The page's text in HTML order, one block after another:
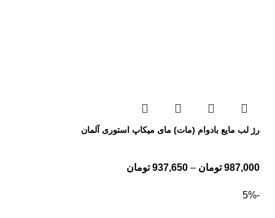
رژ لب مایع بادوام (مات) مای میکاپ استوری آلمان
987,000 تومان –
937,650 تومان
-5%